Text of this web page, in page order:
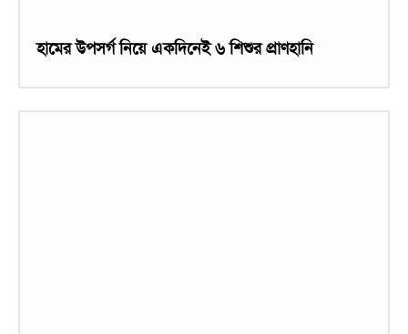
হামের উপসর্গ নিয়ে একদিনেই ৬ শিশুর প্রাণহানি